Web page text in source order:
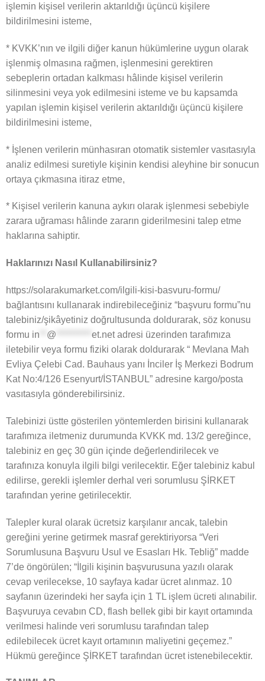
işlemin kişisel verilerin aktarıldığı üçüncü kişilere
bildirilmesini isteme,
* KVKK’nın ve ilgili diğer kanun hükümlerine uygun olarak
işlenmiş olmasına rağmen, işlenmesini gerektiren
sebeplerin ortadan kalkması hâlinde kişisel verilerin
silinmesini veya yok edilmesini isteme ve bu kapsamda
yapılan işlemin kişisel verilerin aktarıldığı üçüncü kişilere
bildirilmesini isteme,
* İşlenen verilerin münhasıran otomatik sistemler vasıtasıyla
analiz edilmesi suretiyle kişinin kendisi aleyhine bir sonucun
ortaya çıkmasına itiraz etme,
* Kişisel verilerin kanuna aykırı olarak işlenmesi sebebiyle
zarara uğraması hâlinde zararın giderilmesini talep etme
haklarına sahiptir.
Haklarınızı Nasıl Kullanabilirsiniz?
https://solarakumarket.com/ilgili-kisi-basvuru-formu/
bağlantısını kullanarak indirebileceğiniz “başvuru formu”nu
talebiniz/şikâyetiniz doğrultusunda doldurarak, söz konusu
formu in @ et.netadresi üzerinden tarafımıza
iletebilir veya formu fiziki olarak doldurarak “ Mevlana Mah
Evliya Çelebi Cad. Bauhaus yanı İnciler İş Merkezi Bodrum
Kat No:4/126 Esenyurt/İSTANBUL” adresine kargo/posta
vasıtasıyla gönderebilirsiniz.
Talebinizi üstte gösterilen yöntemlerden birisini kullanarak
tarafımıza iletmeniz durumunda KVKK md. 13/2 gereğince,
talebiniz en geç 30 gün içinde değerlendirilecek ve
tarafınıza konuyla ilgili bilgi verilecektir. Eğer talebiniz kabul
edilirse, gerekli işlemler derhal veri sorumlusu ŞİRKET
tarafından yerine getirilecektir.
Talepler kural olarak ücretsiz karşılanır ancak, talebin
gereğini yerine getirmek masraf gerektiriyorsa “Veri
Sorumlusuna Başvuru Usul ve Esasları Hk. Tebliğ” madde
7’de öngörülen; “İlgili kişinin başvurusuna yazılı olarak
cevap verilecekse, 10 sayfaya kadar ücret alınmaz. 10
sayfanın üzerindeki her sayfa için 1 TL işlem ücreti alınabilir.
Başvuruya cevabın CD, flash bellek gibi bir kayıt ortamında
verilmesi halinde veri sorumlusu tarafından talep
edilebilecek ücret kayıt ortamının maliyetini geçemez.”
Hükmü gereğince ŞİRKET tarafından ücret istenebilecektir.